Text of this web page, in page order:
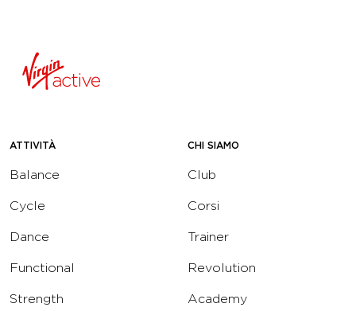
ATTIVITÀ
Balance
Cycle
Dance
Functional
Strength
CHI SIAMO
Club
Corsi
Trainer
Revolution
Academy